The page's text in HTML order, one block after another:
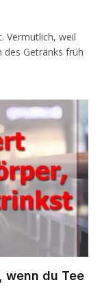
Vermutlich, weil
des Getränks früh
wenn du Tee